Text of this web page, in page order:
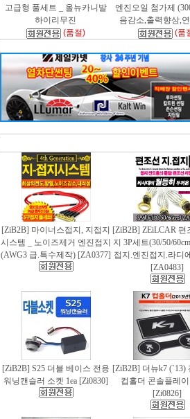
고급형 풀세트 _ 올뉴카니발
하이리무진
(품절)
엔진오일 첨가제
음감소,출력향상,
(품
[ZiB2B] 마이너스접지, 지접지
시스템 _ 노이즈제거 엔진접지
(AWG3 급.특수제작) [ZA0377]
[ZiB2B] ZEiLCAR 편
지 3P세트(30/50/
접지.엔진접지.라디
[ZA0483]
[ZiB2B] S25 더블 베이스 전용
워닝캔슬러 소켓 1ea [Zi0830]
[ZiB2B] 더뉴k7 (`13)
컵홀더 콘솔플레
[Zi0826]